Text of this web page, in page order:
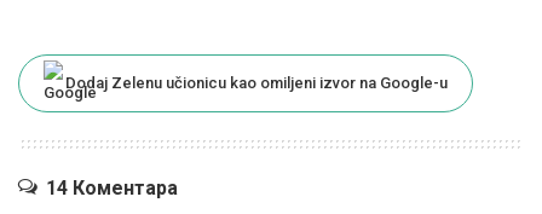
Dodaj Zelenu učionicu kao omiljeni izvor na Google-u
14 Коментара